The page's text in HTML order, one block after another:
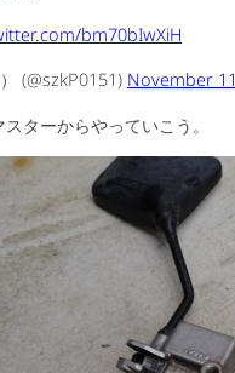
bm70bIwXiH
(@szkP0151) November
ターからやっていこう。